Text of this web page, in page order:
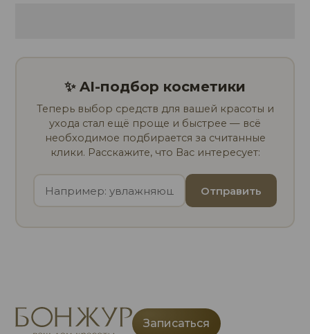
✨ AI-подбор косметики
Теперь выбор средств для вашей красоты и
ухода стал ещё проще и быстрее — всё
необходимое подбирается за считанные
клики. Расскажите, что Вас интересует:
Отправить
Записаться